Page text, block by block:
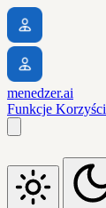
menedzer.ai
Funkcje Korzyści